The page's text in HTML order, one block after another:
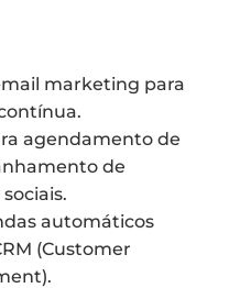
marketing para
agendamento de
de
automáticos
(Customer